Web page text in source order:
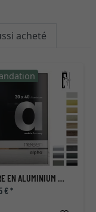
acheté
CADRE EN ALUMINIUM ALPHA
€ *